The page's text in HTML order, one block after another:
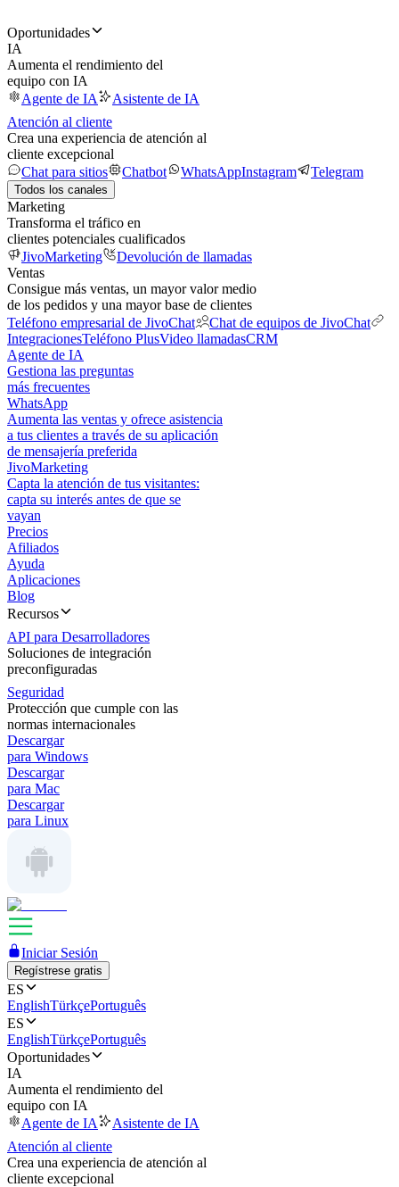
Oportunidades
IA
Aumenta el rendimiento del
equipo con IA
Agente de IA
Asistente de IA
Atención al cliente
Crea una experiencia de atención al
cliente excepcional
Chat para sitios
Chatbot WhatsAppInstagram Telegram
Todos los canales
Marketing
Transforma el tráfico en
clientes potenciales cualificados
JivoMarketing
Devolución de llamadas
Ventas
Consigue más ventas, un mayor valor medio
de los pedidos y una mayor base de clientes
Teléfono empresarial de JivoChat
Chat de equipos de JivoChat
IntegracionesTeléfono PlusVideo llamadasCRM
Agente de IA
Gestiona las preguntas
más frecuentes
WhatsApp
Aumenta las ventas y ofrece asistencia
a tus clientes a través de su aplicación
de mensajería preferida
JivoMarketing
Capta la atención de tus visitantes:
capta su interés antes de que se
vayan
Precios
Afiliados
Ayuda
Aplicaciones
Blog
Recursos
API para Desarrolladores
Soluciones de integración
preconfiguradas
Seguridad
Protección que cumple con las
normas internacionales
Descargar
para Windows
Descargar
para Mac
Descargar
para Linux
Iniciar Sesión
Regístrese gratis
ES
EnglishTürkçePortuguês
ES
EnglishTürkçePortuguês
Oportunidades
IA
Aumenta el rendimiento del
equipo con IA
Agente de IA
Asistente de IA
Atención al cliente
Crea una experiencia de atención al
cliente excepcional